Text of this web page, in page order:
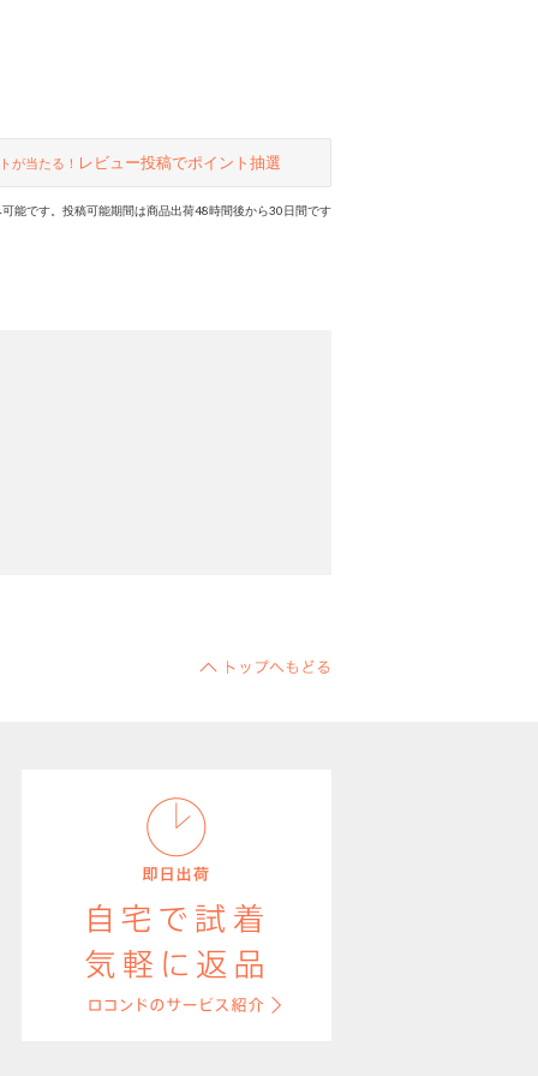
が当たる！ レビュー投稿でポイント抽選
能です。投稿可能期間は商品出荷48時間後から30日間です